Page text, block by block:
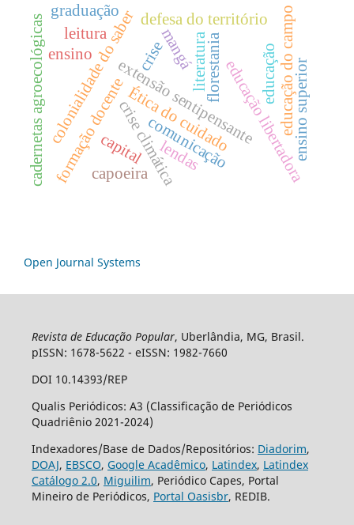
extensão sentipensante
colonialidade do saber educação libertadora
florestania
Ética do cuidado educação do campo
formação docente ensino superior
cadernetas agroecológicas defesa do território
crise climática
crise
capital
ensino
graduação
literatura educação
comunicação
mangá
leitura
capoeira lendas
Open Journal Systems
Revista de Educação Popular, Uberlândia, MG, Brasil.
pISSN: 1678-5622 - eISSN: 1982-7660
DOI 10.14393/REP
Qualis Periódicos: A3 (Classificação de Periódicos
Quadriênio 2021-2024)
Indexadores/Base de Dados/Repositórios: Diadorim,
DOAJ, EBSCO, Google Acadêmico, Latindex, Latindex
Catálogo 2.0, Miguilim, Periódico Capes, Portal
Mineiro de Periódicos, Portal Oasisbr, REDIB.